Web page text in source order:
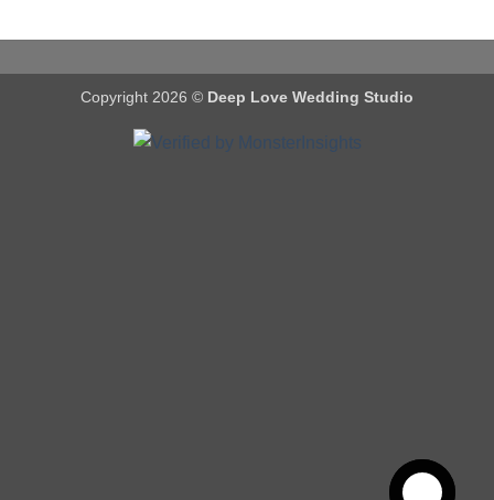
Copyright 2026 © Deep Love Wedding Studio